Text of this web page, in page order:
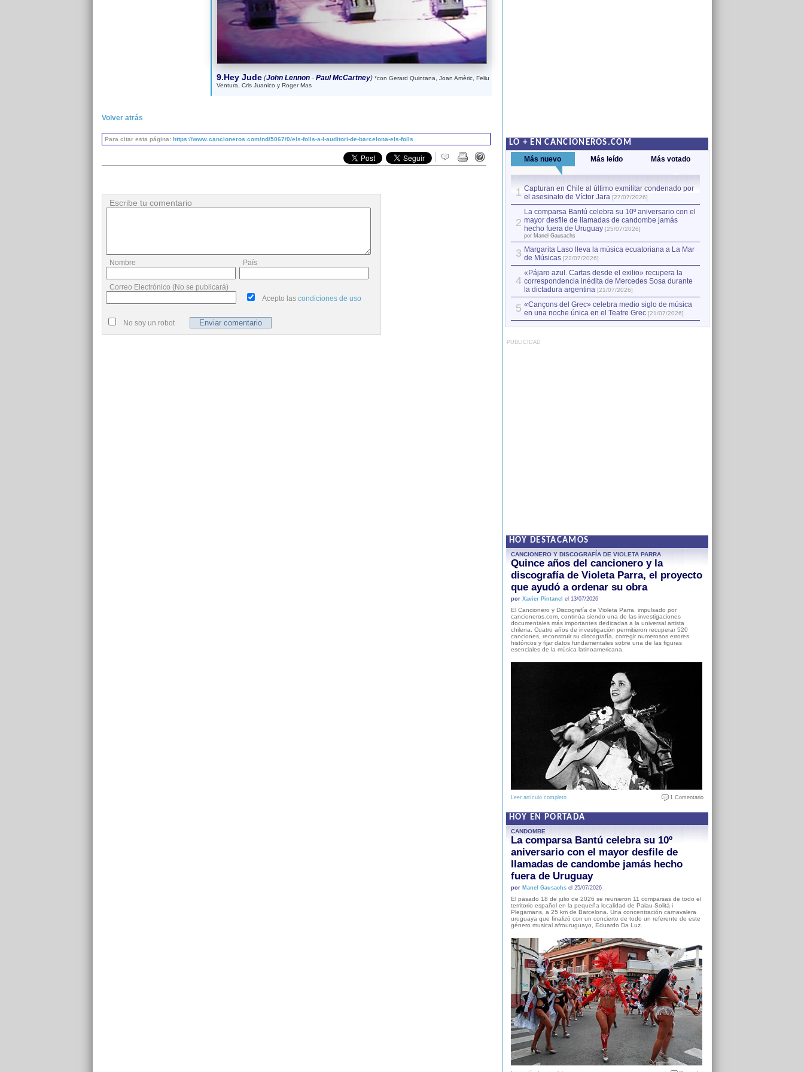
9.Hey Jude (John Lennon- Paul McCartney)*con Gerard Quintana, Joan Amèric, Feliu
Ventura, Cris Juanico y Roger Mas
Volver atrás
Para citar esta página: https://www.cancioneros.com/nd/5067/0/els-folls-a-l-auditori-de-barcelona-els-folls
Escribe tu comentario
Nombre País
Correo Electrónico (No se publicará)
Acepto las condiciones de uso
No soy un robot
LO + EN CANCIONEROS.COM
Más nuevo Más leído Más votado
1 Capturan en Chile al último exmilitar condenado por
el asesinato de Víctor Jara [27/07/2026]
2
La comparsa Bantú celebra su 10º aniversario con el
mayor desfile de llamadas de candombe jamás
hecho fuera de Uruguay [25/07/2026]
por Manel Gausachs
3 Margarita Laso lleva la música ecuatoriana a La Mar
de Músicas [22/07/2026]
4
«Pájaro azul. Cartas desde el exilio» recupera la
correspondencia inédita de Mercedes Sosa durante
la dictadura argentina [21/07/2026]
5 «Cançons del Grec» celebra medio siglo de música
en una noche única en el Teatre Grec [21/07/2026]
PUBLICIDAD
HOY DESTACAMOS
CANCIONERO Y DISCOGRAFÍA DE VIOLETA PARRA
Quince años del cancionero y la
discografía de Violeta Parra, el proyecto
que ayudó a ordenar su obra
por Xavier Pintanel el 13/07/2026
El Cancionero y Discografía de Violeta Parra, impulsado por
cancioneros.com, continúa siendo una de las investigaciones
documentales más importantes dedicadas a la universal artista
chilena. Cuatro años de investigación permitieron recuperar 520
canciones, reconstruir su discografía, corregir numerosos errores
históricos y fijar datos fundamentales sobre una de las figuras
esenciales de la música latinoamericana.
Leer artículo completo 1 Comentario
HOY EN PORTADA
CANDOMBE
La comparsa Bantú celebra su 10º
aniversario con el mayor desfile de
llamadas de candombe jamás hecho
fuera de Uruguay
por Manel Gausachsel 25/07/2026
El pasado 18 de julio de 2026 se reunieron 11 comparsas de todo el
territorio español en la pequeña localidad de Palau-Solità i
Plegamans, a 25 km de Barcelona. Una concentración carnavalera
uruguaya que finalizó con un concierto de todo un referente de este
género musical afrouruguayo, Eduardo Da Luz.